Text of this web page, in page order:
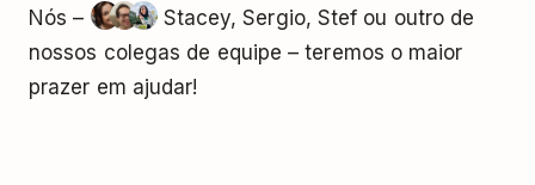
Nós –
Stacey, Sergio, Stef ou outro de
nossos colegas de equipe – teremos o maior
prazer em ajudar!